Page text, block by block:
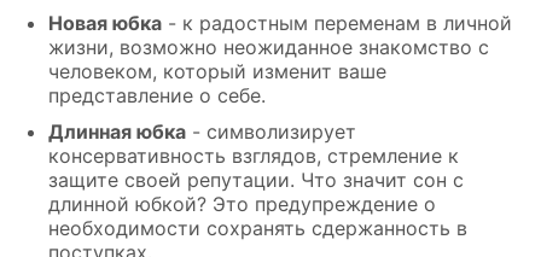
Новая юбка - к радостным переменам в личной
жизни, возможно неожиданное знакомство с
человеком, который изменит ваше
представление о себе.
Длинная юбка - символизирует
консервативность взглядов, стремление к
защите своей репутации. Что значит сон с
длинной юбкой? Это предупреждение о
необходимости сохранять сдержанность в
поступках.